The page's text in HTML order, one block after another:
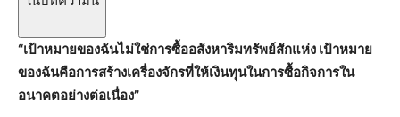
“เป้าหมายของฉันไม่ใช่การซื้ออสังหาริมทรัพย์สักแห่ง เป้าหมาย
ของฉันคือการสร้างเครื่องจักรที่ให้เงินทุนในการซื้อกิจการใน
อนาคตอย่างต่อเนื่อง”